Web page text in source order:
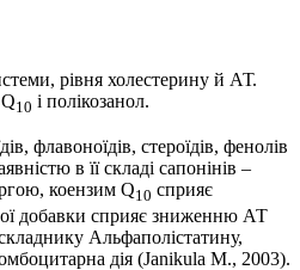
рівня холестерину й АТ.
10 і полікозанол.
флавоноїдів, стероїдів, фенолів
в її складі сапонінів –
коензим Q10 сприяє
добавки сприяє зниженню АТ
­Альфаполістатину,
дія (Janikula M., 2003).